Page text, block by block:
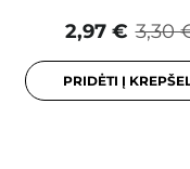
3,30
2,97 €
PRIDĖTI Į